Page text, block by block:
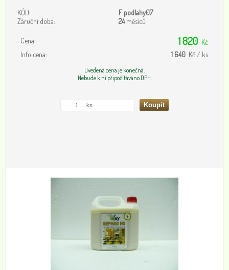
KÓD:
F podlahy07
Záruční doba:
24měsíců
Cena: 1 820 Kč
Info cena:
1 640 Kč / ks
Uvedená cena je konečná.
Nebude k ní připočítáváno DPH.